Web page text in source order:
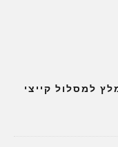
למסלול קייצי